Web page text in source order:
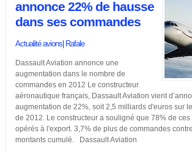
annonce 22% de hausse
dans ses commandes
Actualité avions| Rafale
Dassault Aviation annonce une
augmentation dans le nombre de
commandes en 2012 Le constructeur
aéronautique français, Dassault Aviation vient
augmentation de 22%, soit 2,5 milliards d'euros sur
de 2012. Le constructeur a souligné que 78% de
opérés à l'export. 3,7% de plus de commandes
montants cumulé. Dassault Aviation